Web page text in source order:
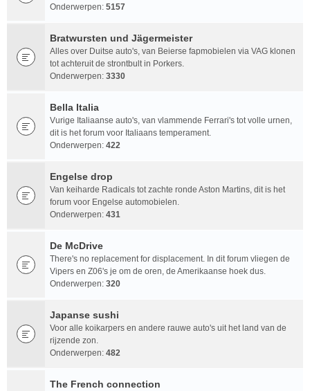
Onderwerpen: 5157
Bratwursten und Jägermeister
Alles over Duitse auto's, van Beierse fapmobielen via VAG klonen
tot achteruit de strontbult in Porkers.
Onderwerpen: 3330
Bella Italia
Vurige Italiaanse auto's, van vlammende Ferrari's tot volle urnen,
dit is het forum voor Italiaans temperament.
Onderwerpen: 422
Engelse drop
Van keiharde Radicals tot zachte ronde Aston Martins, dit is het
forum voor Engelse automobielen.
Onderwerpen: 431
De McDrive
There's no replacement for displacement. In dit forum vliegen de
Vipers en Z06's je om de oren, de Amerikaanse hoek dus.
Onderwerpen: 320
Japanse sushi
Voor alle koikarpers en andere rauwe auto's uit het land van de
rijzende zon.
Onderwerpen: 482
The French connection